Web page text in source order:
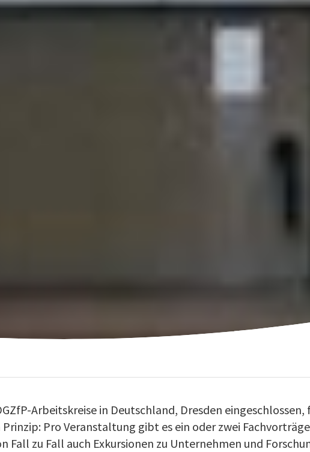
Arbeitskreise in Deutschland, Dresden
Pro Veranstaltung gibt es ein oder zwei
Fall zu Fall auch Exkursionen zu Unternehmen und